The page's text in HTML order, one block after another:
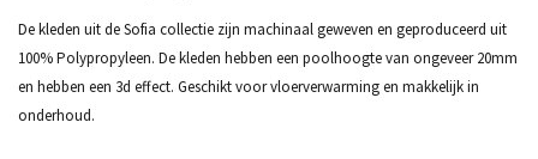
De kleden uit de Sofia collectie zijn machinaal geweven en geproduceerd uit
100% Polypropyleen. De kleden hebben een poolhoogte van ongeveer 20mm
en hebben een 3d effect. Geschikt voor vloerverwarming en makkelijk in
onderhoud.